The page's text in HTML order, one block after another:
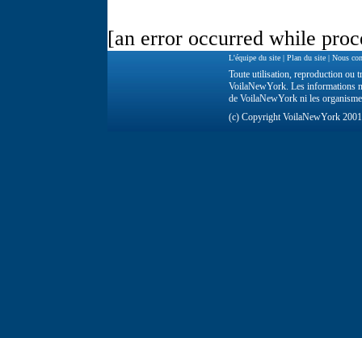
[an error occurred while
L'équipe du site | Plan du site | Nous
Toute utilisation, reproduction ou
VoilaNewYork. Les informations
de VoilaNewYork ni les
(c) Copyright VoilaNewYork